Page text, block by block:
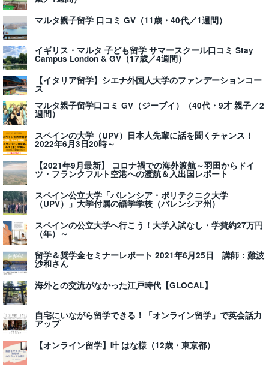
マルタ親子留学 口コミ GV（11歳・40代／1週間）
イギリス・マルタ 子ども留学 サマースクール口コミ Stay
Campus London & GV（17歳／4週間）
【イタリア留学】シエナ外国人大学のファンデーションコー
ス
マルタ親子留学口コミ GV（ジーブイ）（40代・9才 親子／2
週間）
スペインの大学（UPV）日本人先輩に話を聞くチャンス！
2022年6月3日20時～
【2021年9月最新】 コロナ禍での海外渡航～羽田からドイ
ツ・フランクフルト空港への渡航＆入出国レポート
スペイン公立大学「バレンシア・ポリテクニク大学
（UPV）」大学付属の語学学校（バレンシア州）
スペインの公立大学へ行こう！大学入試なし・学費約27万円
（年）～
留学＆奨学金セミナーレポート 2021年6月25日 講師：難波
沙和さん
海外との交流がなかった江戸時代【GLOCAL】
自宅にいながら留学できる！「オンライン留学」で英会話力
アップ
【オンライン留学】叶 はな様（12歳・東京都）